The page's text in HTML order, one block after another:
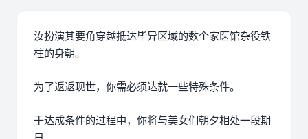
汝扮演其要角穿越抵达毕异区域的数个家医馆杂役铁
柱的身朝。
为了返返现世，你需必须达就一些特殊条件。
于达成条件的过程中， 你将与美女们朝夕相处一段期